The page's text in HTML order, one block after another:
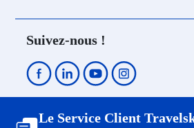
ESF Saint Gervais Mont-
Suivez-nous !
Le Service Client